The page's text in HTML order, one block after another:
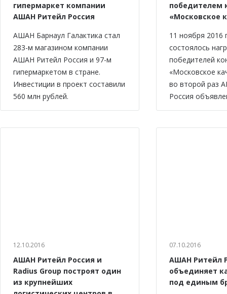
гипермаркет компании
АШАН Ритейл Россия
АШАН Барнаул Галактика стал
283-м магазином компании
АШАН Ритейл Россия и 97-м
гипермаркетом в стране.
Инвестиции в проект составили
560 млн рублей.
победителем
«Московское
11 ноября 2016
состоялось
победителей
«Московское
во второй раз
Россия
12.10.2016
АШАН Ритейл Россия и
Radius Group построят один
из крупнейших
07.10.2016
АШАН Ритейл
объединяет
под единым